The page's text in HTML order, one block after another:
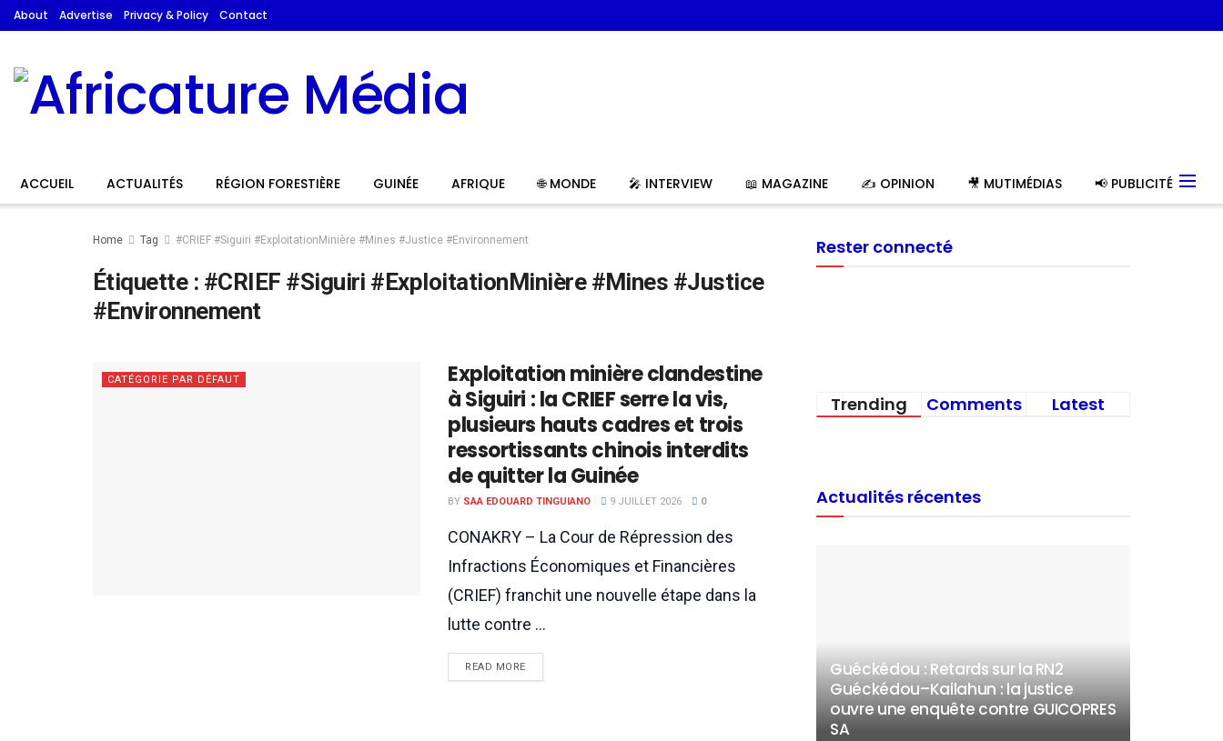
About Advertise Privacy & Policy Contact
ACCUEIL ACTUALITÉS RÉGION FORESTIÈRE GUINÉE AFRIQUE 🌐 MONDE 🎤 INTERVIEW 📖 MAGAZINE ✍️ OPINION 🎥 MUTIMÉDIAS 📢 PUBLICITÉ
Home Tag #CRIEF #Siguiri #ExploitationMinière #Mines #Justice #Environnement
Étiquette : #CRIEF #Siguiri #ExploitationMinière #Mines #Justice
#Environnement
CATÉGORIE PAR DÉFAUT
Exploitation minière clandestine
à Siguiri : la CRIEF serre la vis,
plusieurs hauts cadres et trois
ressortissants chinois interdits
de quitter la Guinée
BY SAA EDOUARD TINGUIANO 9 JUILLET 2026 0
CONAKRY – La Cour de Répression des
Infractions Économiques et Financières
(CRIEF) franchit une nouvelle étape dans la
lutte contre ...
READ MORE
Rester connecté
Trending Comments Latest
Actualités récentes
Guéckédou : Retards sur la RN2
Guéckédou–Kailahun : la justice
ouvre une enquête contre GUICOPRES
SA